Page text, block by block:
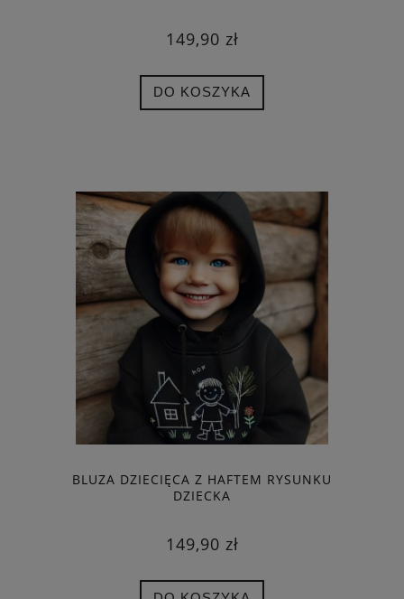
149,90 zł
DO KOSZYKA
BLUZA DZIECIĘCA Z HAFTEM RYSUNKU
DZIECKA
149,90 zł